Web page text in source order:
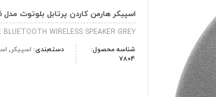
اسپیکر هارمن کاردن پرتابل بلوتوث مدل Onyx Studio 6 خاکستری
WIRELESS SPEAKER GREY
شناسه محصول:
7804
دسته‌بندی: اسپیکر ,